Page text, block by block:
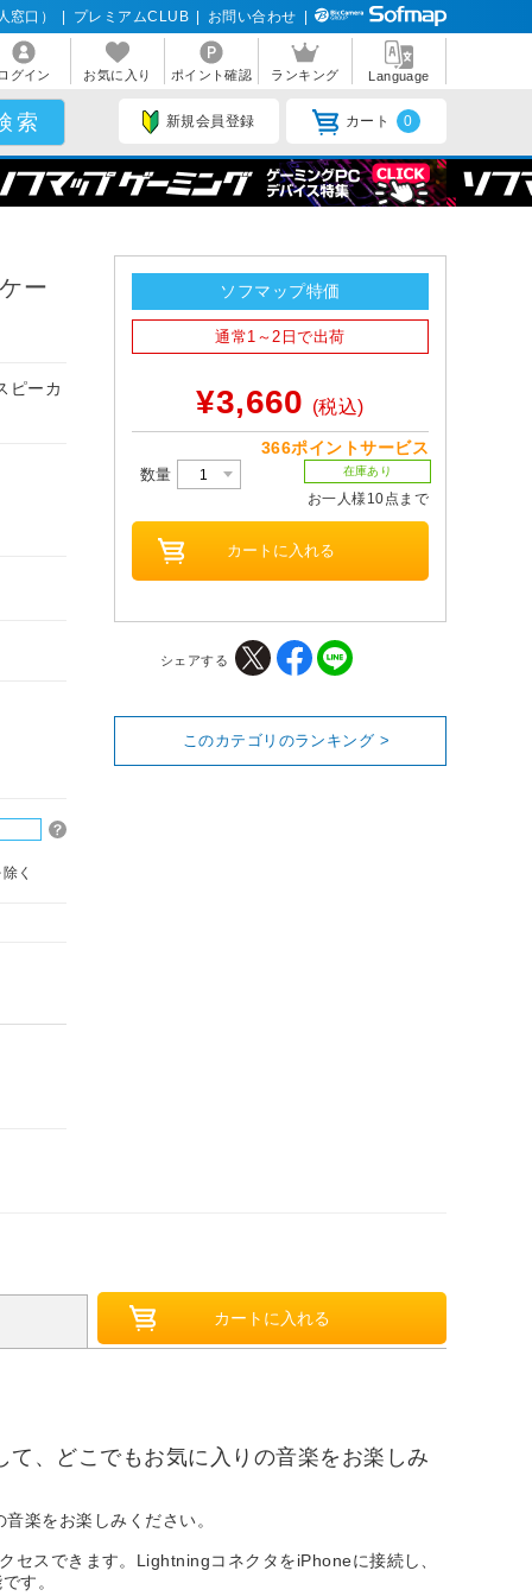
窓口） プレミアムCLUB お問い合わせ
ログイン お気に入り ポイント確認 ランキング Language
新規会員登録 カート 0
ー
ピーカ
く
ソフマップ特価
通常1～2日で出荷
¥3,660 (税込)
366ポイントサービス
数量 在庫あり
お一人様10点まで
シェアする
このカテゴリのランキング >
、どこでもお気に入りの音楽をお楽しみ
楽をお楽しみください。
スできます。LightningコネクタをiPhoneに接続し、
す。